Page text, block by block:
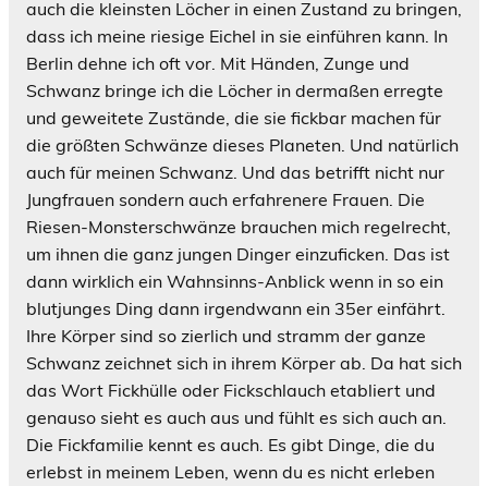
auch die kleinsten Löcher in einen Zustand zu bringen,
dass ich meine riesige Eichel in sie einführen kann. In
Berlin dehne ich oft vor. Mit Händen, Zunge und
Schwanz bringe ich die Löcher in dermaßen erregte
und geweitete Zustände, die sie fickbar machen für
die größten Schwänze dieses Planeten. Und natürlich
auch für meinen Schwanz. Und das betrifft nicht nur
Jungfrauen sondern auch erfahrenere Frauen. Die
Riesen-Monsterschwänze brauchen mich regelrecht,
um ihnen die ganz jungen Dinger einzuficken. Das ist
dann wirklich ein Wahnsinns-Anblick wenn in so ein
blutjunges Ding dann irgendwann ein 35er einfährt.
Ihre Körper sind so zierlich und stramm der ganze
Schwanz zeichnet sich in ihrem Körper ab. Da hat sich
das Wort Fickhülle oder Fickschlauch etabliert und
genauso sieht es auch aus und fühlt es sich auch an.
Die Fickfamilie kennt es auch. Es gibt Dinge, die du
erlebst in meinem Leben, wenn du es nicht erleben